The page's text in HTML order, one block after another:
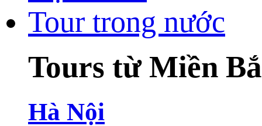
Tour trong nước
Tours từ Miền
Hà Nội